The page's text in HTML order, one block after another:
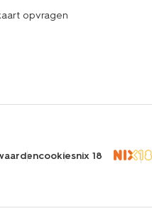
opvragen
cookiesnix 18